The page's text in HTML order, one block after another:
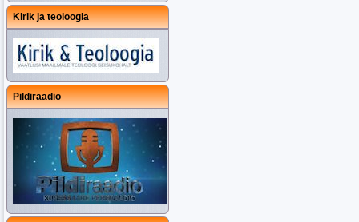
Kirik ja teoloogia
Pildiraadio